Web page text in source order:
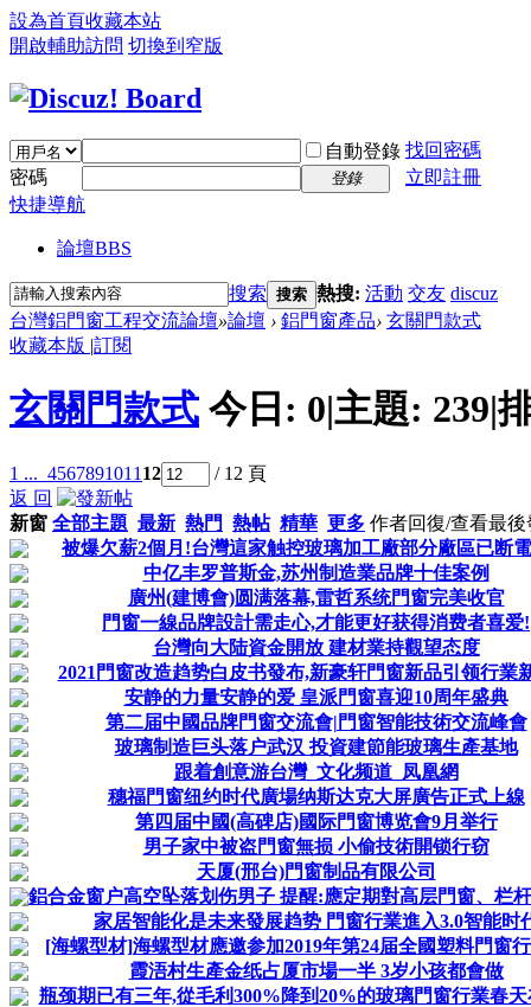
設為首頁收藏本站
開啟輔助訪問 切換到窄版
自動登錄 找回密碼
密碼
登錄
立即註冊
快捷導航
論壇BBS
搜索 搜索 熱搜: 活動 交友 discuz
台灣鋁門窗工程交流論壇»論壇 › 鋁門窗產品› 玄關門款式
收藏本版 |訂閱
玄關門款式 今日: 0|主題: 239|
1 ... 4567891011 12
/ 12 頁
返 回
新窗 全部主題 最新 熱門 熱帖 精華 更多 作者回復/查看最後
被爆欠薪2個月!台灣這家触控玻璃加工廠部分廠區已断
中亿丰罗普斯金,苏州制造業品牌十佳案例
廣州(建博會)圆满落幕,雷哲系统門窗完美收官
門窗一線品牌設計需走心,才能更好获得消费者喜爱!
台灣向大陆資金開放 建材業持觀望态度
2021門窗改造趋势白皮书發布,新豪轩門窗新品引领行業
安静的力量安静的爱 皇派門窗喜迎10周年盛典
第二届中國品牌門窗交流會|門窗智能技術交流峰會
玻璃制造巨头落户武汉 投資建節能玻璃生產基地
跟着創意游台灣_文化频道_凤凰網
穗福門窗纽约时代廣場纳斯达克大屏廣告正式上線
第四届中國(高碑店)國际門窗博览會9月举行
男子家中被盗門窗無损 小偷技術開锁行窃
天厦(邢台)門窗制品有限公司
鋁合金窗户高空坠落划伤男子 提醒:應定期對高层門窗、栏
家居智能化是未来發展趋势 門窗行業進入3.0智能时
[海螺型材]海螺型材應邀参加2019年第24届全國塑料門窗
霞浯村生產金纸占厦市場一半 3岁小孩都會做
瓶颈期已有三年,從毛利300%降到20%的玻璃門窗行業春天